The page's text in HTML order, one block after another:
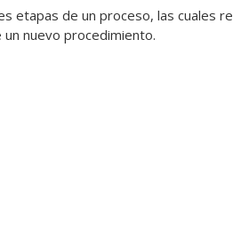
etapas de un proceso, las cuales
nuevo procedimiento.